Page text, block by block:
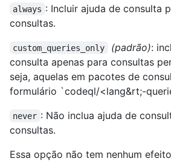
always : Incluir ajuda de consulta
consultas.
custom_queries_only (padrão):
consulta apenas para consultas
seja, aquelas em pacotes de
formulário `codeql/<lang&rt;-
never : Não inclua ajuda de
consultas.
Essa opção não tem nenhum